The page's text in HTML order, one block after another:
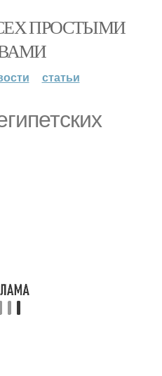
ПРОСТЫМИ
статьи